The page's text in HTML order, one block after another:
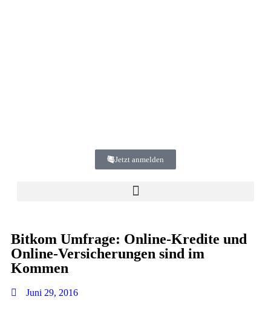
Jetzt anmelden
Bitkom Umfrage: Online-Kredite und
Online-Versicherungen sind im
Kommen
Juni 29, 2016